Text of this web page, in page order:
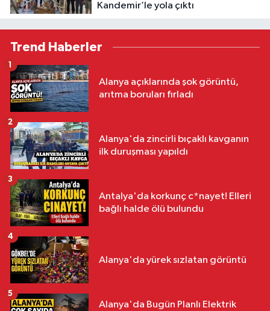
Kandemir’le yola çıktı
Trend Haberler
Alanya açıklarında şok görüntü,
arıtma boruları fırladı
1
Alanya'da zincirli bıçaklı kavganın
ilk duruşması yapıldı
2
Antalya'da korkunç c*nayet! Elleri
bağlı halde ölü bulundu
3
Alanya'da yürek sızlatan görüntü
4
Alanya'da Bugün Planlı Elektrik
5